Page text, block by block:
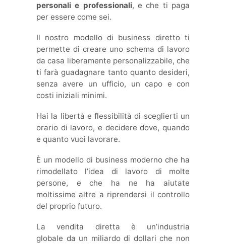
personali e professionali, e che ti paga
per essere come sei.
Il nostro modello di business diretto ti
permette di creare uno schema di lavoro
da casa liberamente personalizzabile, che
ti farà guadagnare tanto quanto desideri,
senza avere un ufficio, un capo e con
costi iniziali minimi.
Hai la libertà e flessibilità di sceglierti un
orario di lavoro, e decidere dove, quando
e quanto vuoi lavorare.
È un modello di business moderno che ha
rimodellato l’idea di lavoro di molte
persone, e che ha ne ha aiutate
moltissime altre a riprendersi il controllo
del proprio futuro.
La vendita diretta è un’industria
globale da un miliardo di dollari che non